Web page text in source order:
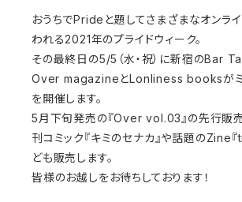
おうちでPrideと題してさまざまなオンラ
われる2021年のプライドウィーク。
その最終日の5/5（水・祝）に新宿のBar
Over magazineとLonliness booksがミ
を開催します。
5月下旬発売の『Over vol.03』の先行販売
刊コミック『キミのセナカ』や話題のZine
ども販売します。
皆様のお越しをお待ちしております！